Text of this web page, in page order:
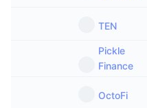
TEN
Pickle
Finance
OctoFi